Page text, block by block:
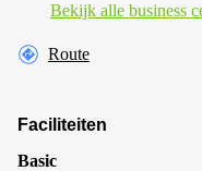
Bekijk alle business
Route
Faciliteiten
Basic